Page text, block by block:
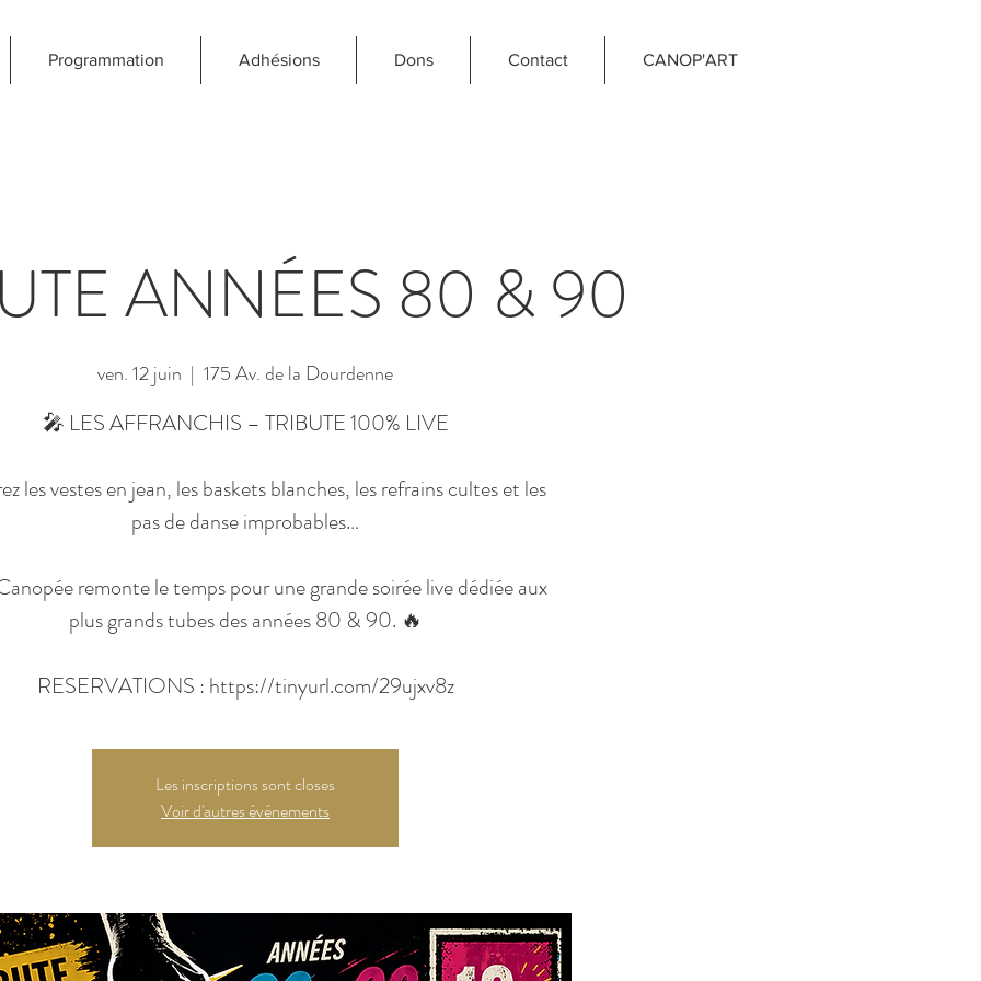
Programmation Adhésions Dons Contact CANOP'ART
ANNÉES 80 & 90
ven. 12 juin
  |
175 Av. de la Dourdenne
🎤 LES AFFRANCHIS – TRIBUTE 100% LIVE
les vestes en jean, les baskets blanches, les refrains cultes et les
pas de danse improbables…
remonte le temps pour une grande soirée live dédiée aux
plus grands tubes des années 80 & 90. 🔥
RESERVATIONS : https://tinyurl.com/29ujxv8z
Les inscriptions sont closes
Voir d'autres événements